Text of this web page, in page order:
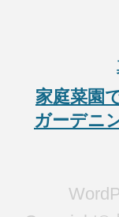
家庭菜園
ガーデニ